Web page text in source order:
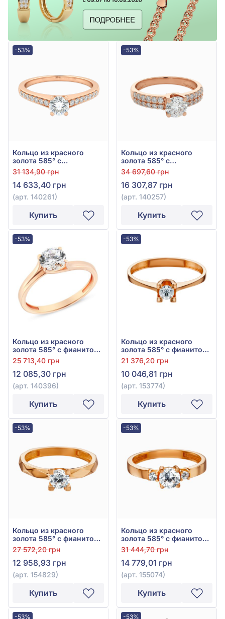
-53%
Кольцо из красного
золота 585° с
куб.окс.циркония, арт.
140261
31 134,90 грн
14 633,40 грн
(арт. 140261)
Купить
-53%
Кольцо из красного
золота 585° с
куб.окс.циркония, арт.
140257
34 697,60 грн
16 307,87 грн
(арт. 140257)
Купить
-53%
Кольцо из красного
золота 585° с фианитом,
арт. 140396
25 713,40 грн
12 085,30 грн
(арт. 140396)
Купить
-53%
Кольцо из красного
золота 585° с фианитом,
арт. 153774
21 376,20 грн
10 046,81 грн
(арт. 153774)
Купить
-53%
Кольцо из красного
золота 585° с фианитом,
арт. 154829
27 572,20 грн
12 958,93 грн
(арт. 154829)
Купить
-53%
Кольцо из красного
золота 585° с фианитом,
арт. 155074
31 444,70 грн
14 779,01 грн
(арт. 155074)
Купить
-53% -53%